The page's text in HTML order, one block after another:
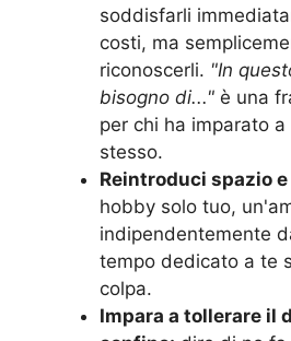
soddisfarli
costi, ma
riconoscerli. "In
bisogno di..." è una
per chi ha imparato a
stesso.
Reintroduci spazio
hobby solo tuo,
indipendentemente
tempo dedicato a te
colpa.
Impara a tollerare il